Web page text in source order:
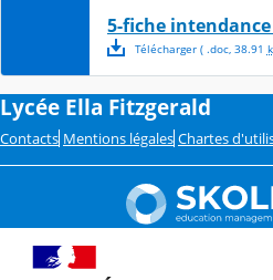
5-fiche
Télécharger( .doc, 38.91
Lycée Ella Fitzgerald
Contacts Mentions légales Chartes